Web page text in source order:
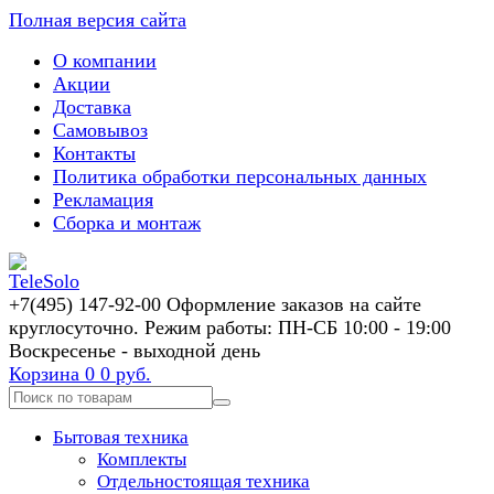
Полная версия сайта
О компании
Акции
Доставка
Самовывоз
Контакты
Политика обработки персональных данных
Рекламация
Сборка и монтаж
+7(495) 147-92-00 Оформление заказов на сайте
круглосуточно. Режим работы: ПН-СБ 10:00 - 19:00
Воскресенье - выходной день
Корзина 0 0 руб.
Бытовая техника
Комплекты
Отдельностоящая техника